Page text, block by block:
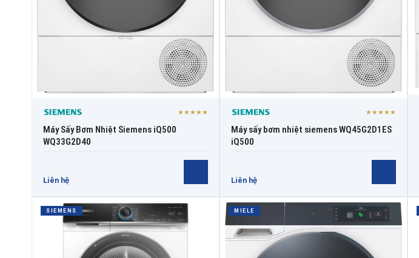
★★★★★
Máy Sấy Bơm Nhiệt Siemens iQ500
WQ33G2D40
Liên hệ
★★★★★
Máy sấy bơm nhiệt siemens WQ45G2D1ES
iQ500
Liên hệ
SIEMENS MIELE